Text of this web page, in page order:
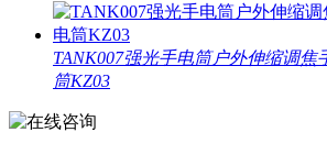
TANK007强光手电筒户外伸缩调焦
筒KZ03